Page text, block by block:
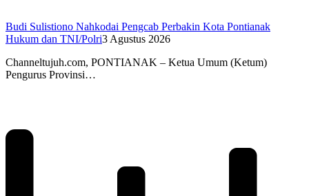
Budi Sulistiono Nahkodai Pengcab Perbakin Kota Pontianak
Hukum dan TNI/Polri3 Agustus 2026
Channeltujuh.com, PONTIANAK – Ketua Umum (Ketum)
Pengurus Provinsi…